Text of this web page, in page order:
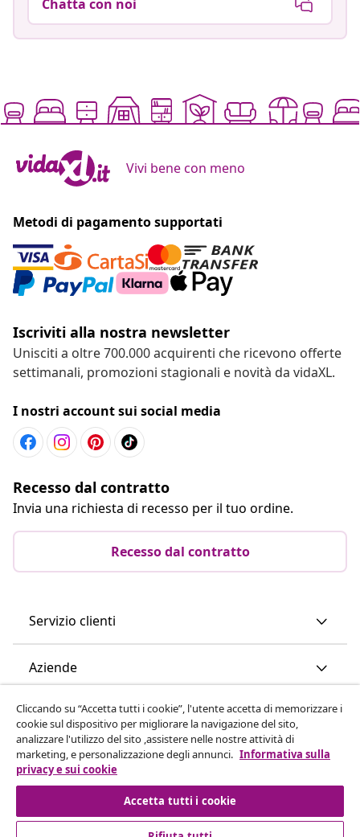
Chatta con noi
Vivi bene con meno
Metodi di pagamento supportati
Iscriviti alla nostra newsletter
Unisciti a oltre 700.000 acquirenti che ricevono offerte
settimanali, promozioni stagionali e novità da vidaXL.
I nostri account sui social media
Recesso dal contratto
Invia una richiesta di recesso per il tuo ordine.
Recesso dal contratto
Servizio clienti
Aziende
vidaXL
Scopri di più
Cliccando su “Accetta tutti i cookie”, l'utente accetta di memorizzare i
cookie sul dispositivo per migliorare la navigazione del sito,
analizzare l'utilizzo del sito ,assistere nelle nostre attività di
marketing, e personalizzazione degli annunci. Informativa sulla
privacy e sui cookie
Accetta tutti i cookie